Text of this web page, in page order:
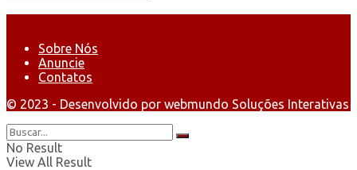
Sobre Nós
Anuncie
Contatos
© 2023 - Desenvolvido por webmundo Soluções Interativas
No Result
View All Result